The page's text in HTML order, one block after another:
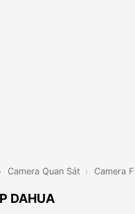
› Camera Quan Sát › Camera
DAHUA